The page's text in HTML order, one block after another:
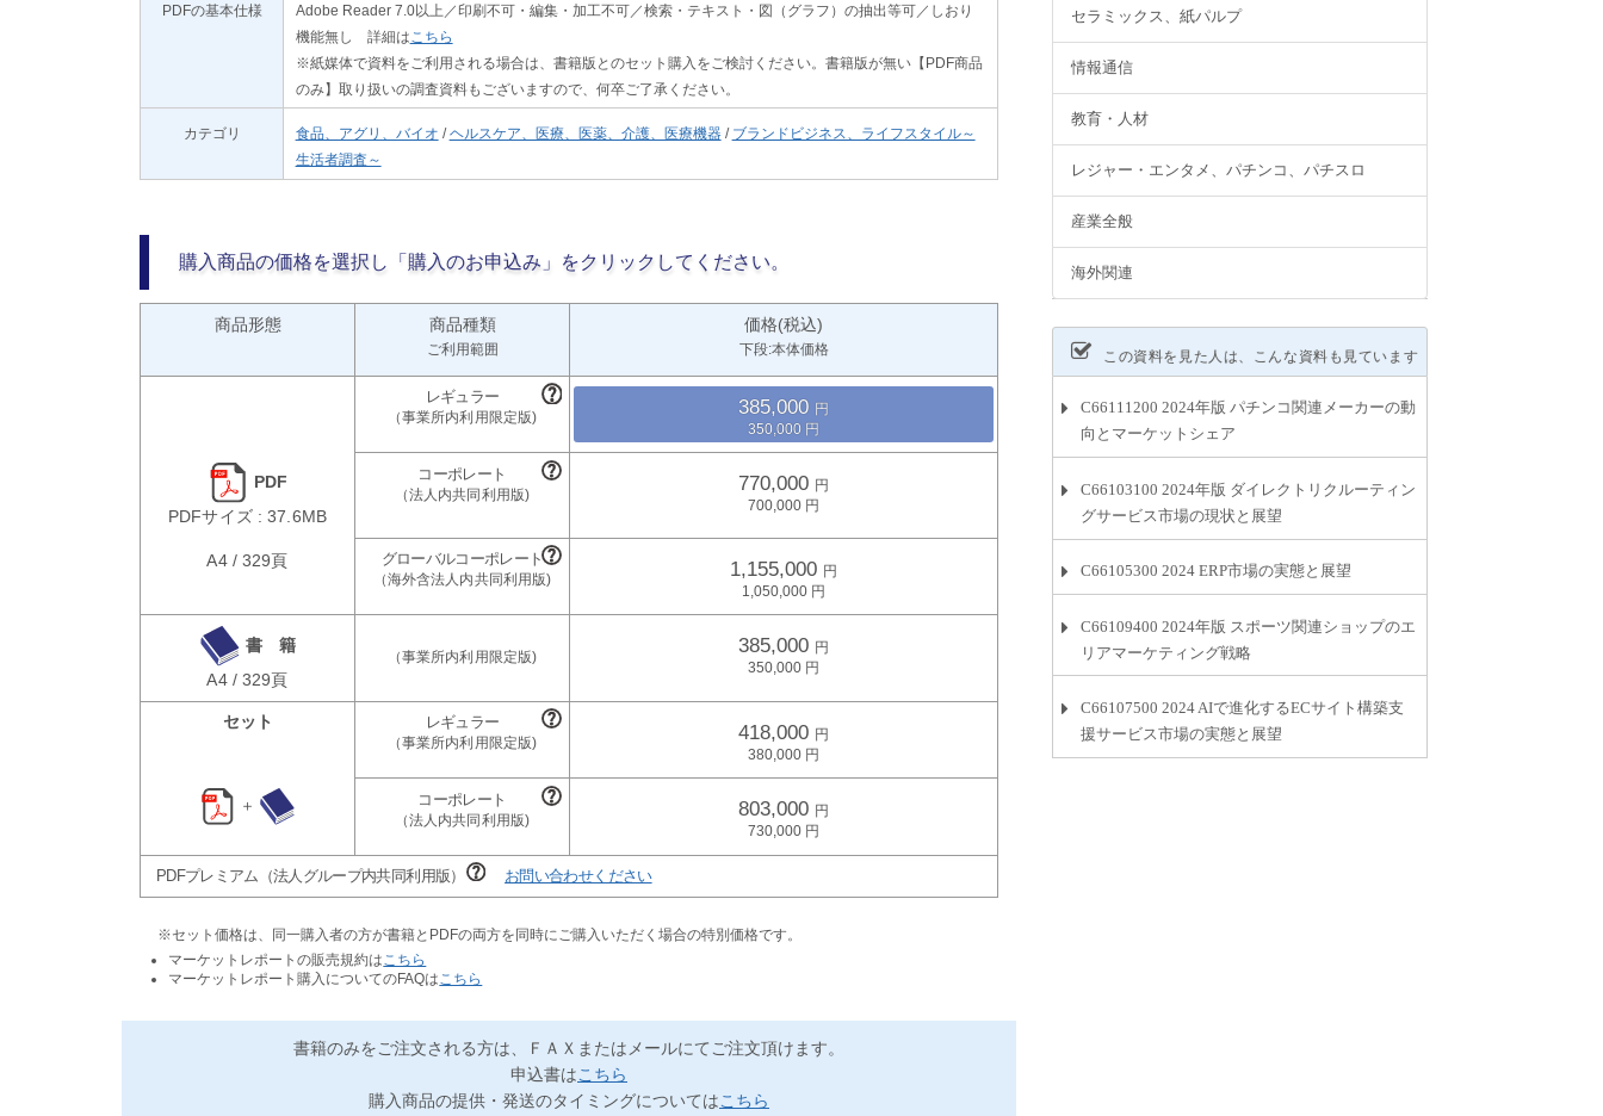
PDFの基本仕様
Adobe Reader 7.0以上／印刷不可・編集・加工不可／検索・テキスト・図（グラフ）の抽出等可／しおり
機能無し 詳細は こちら
※紙媒体で資料をご利用される場合は、書籍版とのセット購入をご検討ください。書籍版が無い【PDF商品
のみ】取り扱いの調査資料もございますので、何卒ご了承ください。
カテゴリ 食品、アグリ、バイオ /ヘルスケア、医療、医薬、介護、医療機器/ ブランドビジネス、ライフスタイル～
生活者調査～
購入商品の価格を選択し「購入のお申込み」をクリックしてください。
商品形態 商品種類
ご利用範囲
価格(税込)
下段:本体価格
385,000
350,000
PDF
PDFサイズ : 37.6MB
770,000
700,000
A4 / 329頁 1,155,000
1,050,000
書 籍
A4 / 329頁
385,000
350,000
セット 418,000
380,000
＋ 803,000
730,000
PDFプレミアム（法人グループ内共同利用版） お問い合わせください
※セット価格は、同一購入者の方が書籍とPDFの両方を同時にご購入いただく場合の特別価格です。
マーケットレポートの販売規約は こちら
マーケットレポート購入についてのFAQは こちら
書籍のみをご注文される方は、ＦＡＸまたはメールにてご注文頂けます。
申込書はこちら
購入商品の提供・発送のタイミングについてはこちら
セラミックス、紙パルプ
情報通信
教育・人材
レジャー・エンタメ、パチンコ、パチスロ
産業全般
海外関連
この資料を見た人は、こんな資料も見ています
C66111200 2024年版 パチンコ関連メーカーの動
向とマーケットシェア
C66103100 2024年版 ダイレクトリクルーティン
グサービス市場の現状と展望
C66105300 2024 ERP市場の実態と展望
C66109400 2024年版 スポーツ関連ショップのエ
リアマーケティング戦略
C66107500 2024 AIで進化するECサイト構築支
援サービス市場の実態と展望